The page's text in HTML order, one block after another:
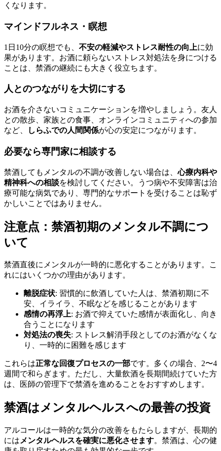
くなります。
マインドフルネス・瞑想
1日10分の瞑想でも、 不安の軽減やストレス耐性の向上に効
果があります。お酒に頼らないストレス対処法を身につける
ことは、禁酒の継続にも大きく役立ちます。
人とのつながりを大切にする
お酒を介さないコミュニケーションを増やしましょう。友人
との散歩、家族との食事、オンラインコミュニティへの参加
など、
しらふでの人間関係が心の安定につながります。
必要なら専門家に相談する
禁酒してもメンタルの不調が改善しない場合は、心療内科や
精神科への相談を検討してください。うつ病や不安障害は治
療可能な病気であり、専門的なサポートを受けることは恥ず
かしいことではありません。
注意点：禁酒初期のメンタル不調につ
いて
禁酒直後にメンタルが一時的に悪化することがあります。こ
れにはいくつかの理由があります。
離脱症状: 習慣的に飲酒していた人は、禁酒初期に不
安、イライラ、不眠などを感じることがあります
感情の再浮上: お酒で抑えていた感情が表面化し、向き
合うことになります
対処法の喪失: ストレス解消手段としてのお酒がなくな
り、一時的に困難を感じます
これらは正常な回復プロセスの一部です。多くの場合、2〜4
週間で和らぎます。ただし、大量飲酒を長期間続けていた方
は、医師の管理下で禁酒を進めることをおすすめします。
禁酒はメンタルヘルスへの最善の投資
アルコールは一時的な気分の改善をもたらしますが、長期的
には メンタルヘルスを確実に悪化させます。禁酒は、心の健